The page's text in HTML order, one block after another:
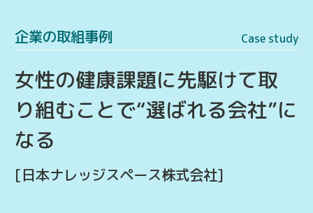
企業の取組事例 Case study
女性の健康課題に先駆けて取
り組むことで“選ばれる会社”に
なる
[日本ナレッジスペース株式会社]